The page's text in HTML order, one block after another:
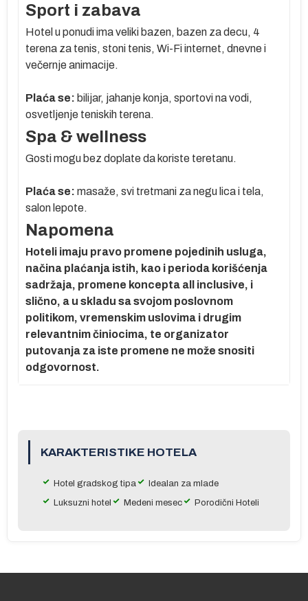
Sport i zabava
Hotel u ponudi ima veliki bazen, bazen za decu, 4
terena za tenis, stoni tenis, Wi-Fi internet, dnevne i
večernje animacije.
Plaća se: bilijar, jahanje konja, sportovi na vodi,
osvetljenje teniskih terena.
Spa & wellness
Gosti mogu bez doplate da koriste teretanu.
Plaća se: masaže, svi tretmani za negu lica i tela,
salon lepote.
Napomena
Hoteli imaju pravo promene pojedinih usluga,
načina plaćanja istih, kao i perioda korišćenja
sadržaja, promene koncepta all inclusive, i
slično, a u skladu sa svojom poslovnom
politikom, vremenskim uslovima i drugim
relevantnim činiocima, te organizator
putovanja za iste promene ne može snositi
odgovornost.
KARAKTERISTIKE HOTELA
Hotel gradskog tipa
Idealan za mlade
Luksuzni hotel
Medeni mesec Porodični Hoteli